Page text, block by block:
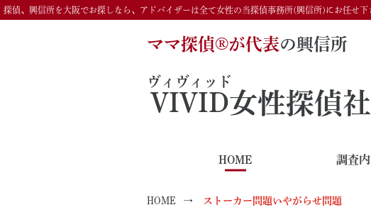
探偵、興信所を大阪でお探しなら、アドバイザーは全て女性の当探偵事務所(興信所)にお任せ下
ママ探偵®️が代表の興信所
VIVID
ヴィヴィッド
女性探偵社
HOME 調査
HOME ストーカー問題いやがらせ問題